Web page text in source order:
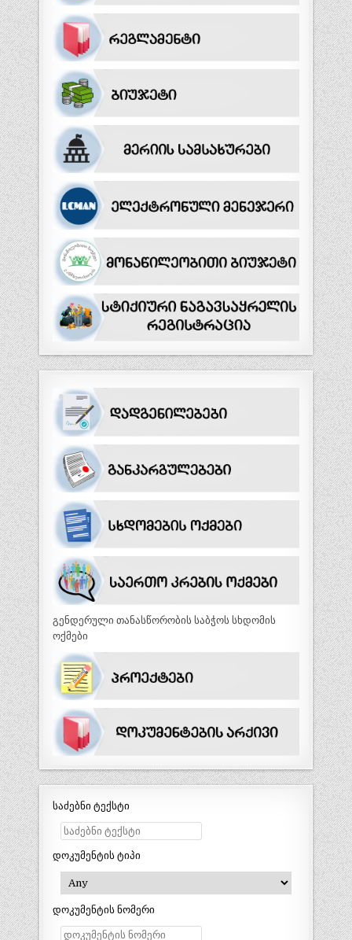
გენდერული თანასწორობის საბჭოს სხდომის
ოქმები
საძებნი ტექსტი
დოკუმენტის ტიპი
დოკუმენტის ნომერი